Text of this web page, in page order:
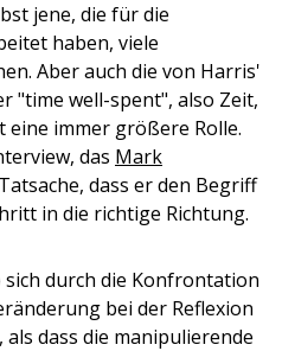
jene, die für die
haben, viele
Aber auch die von Harris'
"time well-spent", also Zeit,
immer größere Rolle.
das Mark
dass er den Begriff
in die richtige Richtung.
durch die Konfrontation
bei der Reflexion
dass die manipulierende